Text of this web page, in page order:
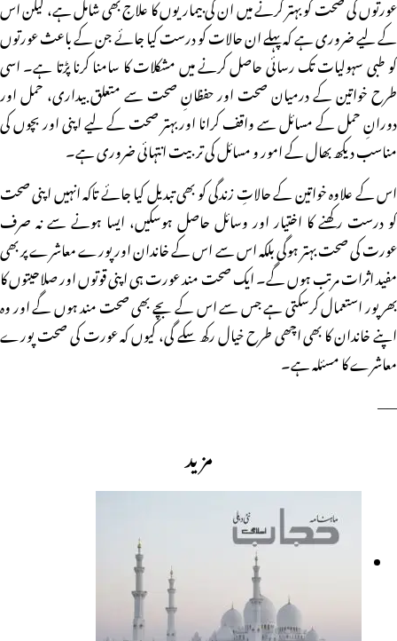
کے لیے ضروری ہے کہ پہلے ان حالات کو درست کیا جائے جن کے باعث عورتوں
کو طبی سہولیات تک رسائی حاصل کرنے میں مشکلات کا سامنا کرنا پڑتا ہے۔ اسی
طرح خواتین کے درمیان صحت اور حفظانِ صحت سے متعلق بیداری، حمل اور
دورانِ حمل کے مسائل سے واقف کرانا اور بہتر صحت کے لیے اپنی اور بچوں کی
مناسب دیکھ بھال کے امور و مسائل کی تربیت انتہائی ضروری ہے۔
اس کے علاوہ خواتین کے حالاتِ زندگی کو بھی تبدیل کیا جائے تاکہ انہیں اپنی صحت
کو درست رکھنے کا اختیار اور وسائل حاصل ہوسکیں، ایسا ہونے سے نہ صرف
عورت کی صحت بہتر ہوگی بلکہ اس سے اس کے خاندان اور پورے معاشرے پر بھی
مفید اثرات مرتب ہوں گے۔ ایک صحت مند عورت ہی اپنی قوتوں اور صلاحیتوں کا
بھر پور استعمال کرسکتی ہے جس سے اس کے بچے بھی صحت مند ہوں گے اور وہ
اپنے خاندان کا بھی اچھی طرح خیال رکھ سکے گی، کیوں کہ عورت کی صحت پورے
معاشرے کا مسئلہ ہے۔
——
مزید